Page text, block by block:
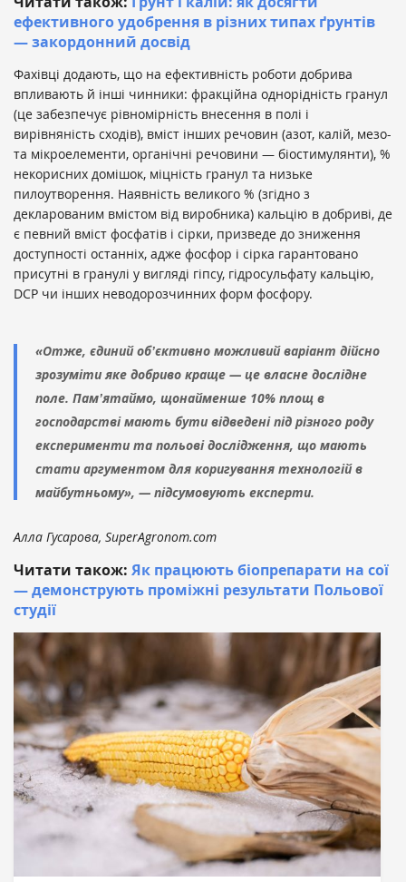
ефективного удобрення в різних типах ґрунтів
— закордонний досвід
Фахівці додають, що на ефективність роботи добрива
впливають й інші чинники: фракційна однорідність гранул
(це забезпечує рівномірність внесення в полі і
вирівняність сходів), вміст інших речовин (азот, калій, мезо-
та мікроелементи, органічні речовини — біостимулянти), %
некорисних домішок, міцність гранул та низьке
пилоутворення. Наявність великого % (згідно з
декларованим вмістом від виробника) кальцію в добриві, де
є певний вміст фосфатів і сірки, призведе до зниження
доступності останніх, адже фосфор і сірка гарантовано
присутні в гранулі у вигляді гіпсу, гідросульфату кальцію,
DCP чи інших неводорозчинних форм фосфору.
«Отже, єдиний обʼєктивно можливий варіант дійсно
зрозуміти яке добриво краще — це власне дослідне
поле. Памʼятаймо, щонайменше 10% площ в
господарстві мають бути відведені під різного роду
експерименти та польові дослідження, що мають
стати аргументом для коригування технологій в
майбутньому», — підсумовують експерти.
Алла Гусарова, SuperAgronom.com
Читати також: Як працюють біопрепарати на сої
— демонструють проміжні результати Польової
студії